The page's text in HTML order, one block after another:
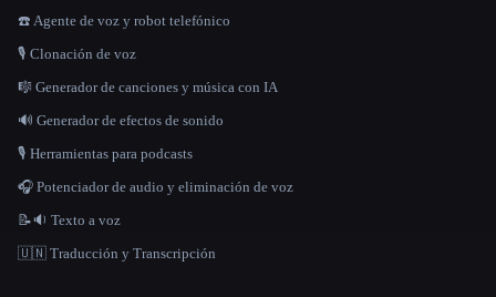
☎️ Agente de voz y robot telefónico
🎙️ Clonación de voz
🎼 Generador de canciones y música con IA
🔊 Generador de efectos de sonido
🎙️ Herramientas para podcasts
🎧 Potenciador de audio y eliminación de voz
📝🔉 Texto a voz
🇺🇳 Traducción y Transcripción